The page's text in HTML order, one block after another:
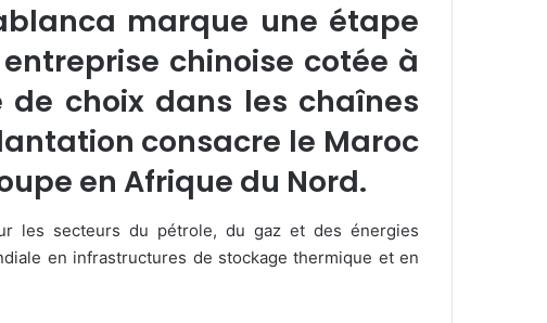
marque une étape
chinoise cotée à
de choix dans les chaînes
consacre le Maroc
en Afrique du Nord.
les secteurs du pétrole, du gaz et des énergies
en infrastructures de stockage thermique et en